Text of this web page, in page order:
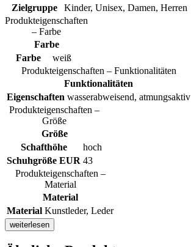
Zielgruppe
Kinder, Unisex, Damen, Herren
Produkteigenschaften
– Farbe
Farbe
Farbe
weiß
Produkteigenschaften – Funktionalitäten
Funktionalitäten
Eigenschaften wasserabweisend, atmungsaktiv
Produkteigenschaften –
Größe
Größe
Schafthöhe
hoch
Schuhgröße EUR 43
Produkteigenschaften –
Material
Material
Material Kunstleder, Leder
weiterlesen